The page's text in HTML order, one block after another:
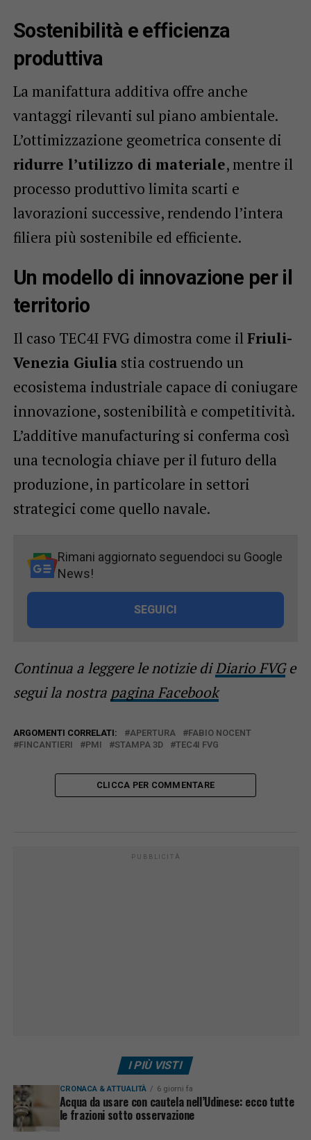
Sostenibilità e efficienza
produttiva
La manifattura additiva offre anche
vantaggi rilevanti sul piano ambientale.
L’ottimizzazione geometrica consente di
ridurre l’utilizzo di materiale, mentre il
processo produttivo limita scarti e
lavorazioni successive, rendendo l’intera
filiera più sostenibile ed efficiente.
Un modello di innovazione per il
territorio
Il caso TEC4I FVG dimostra come il Friuli-
Venezia Giuliastia costruendo un
ecosistema industriale capace di coniugare
innovazione, sostenibilità e competitività.
L’additive manufacturing si conferma così
una tecnologia chiave per il futuro della
produzione, in particolare in settori
strategici come quello navale.
Rimani aggiornato seguendoci su Google
News!
SEGUICI
Continua a leggere le notizie diDiario FVGe
segui la nostra pagina Facebook
ARGOMENTI CORRELATI: APERTURA
FABIO NOCENT
FINCANTIERI
PMI STAMPA 3D TEC4I FVG
CLICCA PER COMMENTARE
PUBBLICITÀ
I PIÙ VISTI
CRONACA & ATTUALITÀ 6 giorni fa
Acqua da usare con cautela nell’Udinese: ecco tutte
le frazioni sotto osservazione